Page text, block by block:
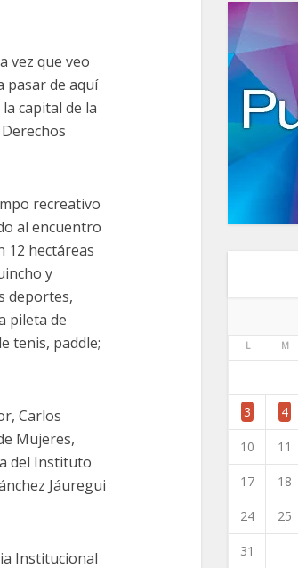
vez que veo
pasar de aquí
capital de la
recreativo
al encuentro
12 hectáreas
y
deportes,
pileta de
tenis, paddle;
Carlos
Mujeres,
del Instituto
Jáuregui
Institucional
L M
3 4
10 11
17 18
24 25
31